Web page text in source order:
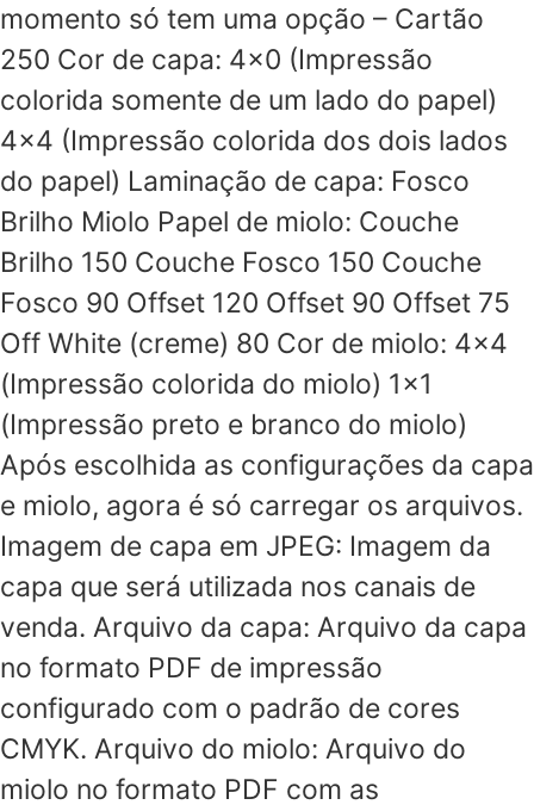
momento só tem uma opção – Cartão
250 Cor de capa: 4×0 (Impressão
colorida somente de um lado do papel)
4×4 (Impressão colorida dos dois lados
do papel) Laminação de capa: Fosco
Brilho Miolo Papel de miolo: Couche
Brilho 150 Couche Fosco 150 Couche
Fosco 90 Offset 120 Offset 90 Offset 75
Off White (creme) 80 Cor de miolo: 4×4
(Impressão colorida do miolo) 1×1
(Impressão preto e branco do miolo)
Após escolhida as configurações da capa
e miolo, agora é só carregar os arquivos.
Imagem de capa em JPEG: Imagem da
capa que será utilizada nos canais de
venda. Arquivo da capa: Arquivo da capa
no formato PDF de impressão
configurado com o padrão de cores
CMYK. Arquivo do miolo: Arquivo do
miolo no formato PDF com as